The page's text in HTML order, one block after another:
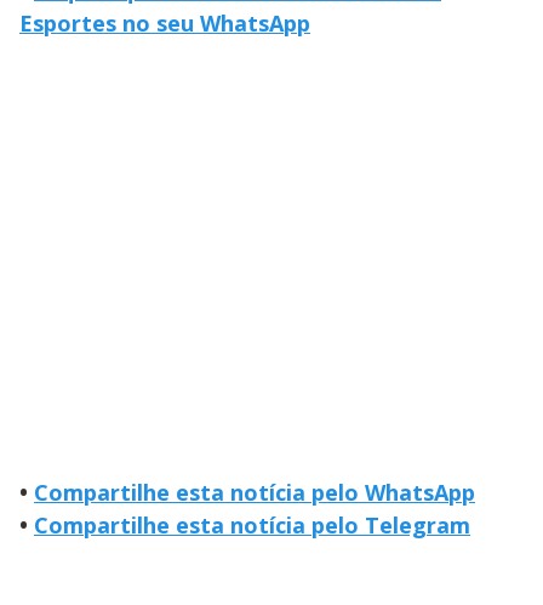
Esportes no seu WhatsApp
• Compartilhe esta notícia pelo WhatsApp
• Compartilhe esta notícia pelo Telegram